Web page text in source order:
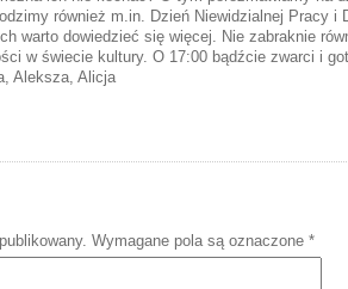
również m.in. Dzień Niewidzialnej Pracy i
warto dowiedzieć się więcej. Nie zabraknie
w świecie kultury. O 17:00 bądźcie zwarci i
Aleksza, Alicja
Wymagane pola są oznaczone *